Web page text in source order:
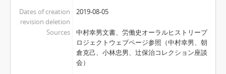
Dates of creation
revision deletion
2019-08-05
Sources
中村幸男文書、労働史オーラルヒストリープ
ロジェクトウェブページ参照（中村幸男、朝
倉克己、小林忠男、辻保治コレクション座談
会）